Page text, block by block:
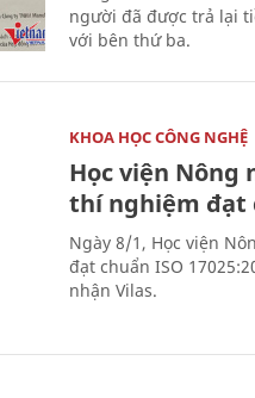
người đã được trả lại
với bên thứ ba.
KHOA HỌC CÔNG NGHỆ
Học viện Nông
thí nghiệm đạt
Ngày 8/1, Học viện
đạt chuẩn ISO
nhận Vilas.